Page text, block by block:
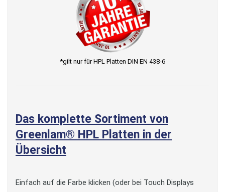
*gilt nur für HPL Platten DIN EN 438-6
Das komplette Sortiment von
Greenlam® HPL Platten in der
Übersicht
Einfach auf die Farbe klicken (oder bei Touch Displays